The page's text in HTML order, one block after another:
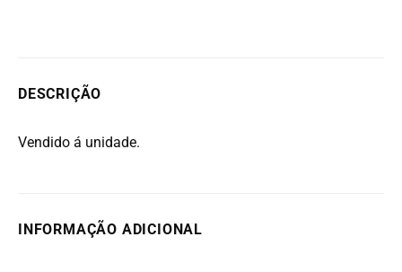
DESCRIÇÃO
Vendido á unidade.
INFORMAÇÃO ADICIONAL